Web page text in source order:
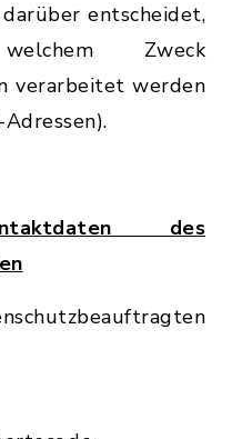
entscheidet,
Zweck
verarbeitet werden
des